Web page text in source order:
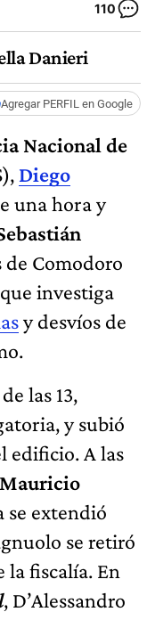
110
Danieri
Agregar PERFIL en Google
Nacional de
Diego
una hora y
Comodoro
investiga
y desvíos de
las 13,
y subió
edificio. A las
Mauricio
se extendió
se retiró
la fiscalía. En
, D’Alessandro